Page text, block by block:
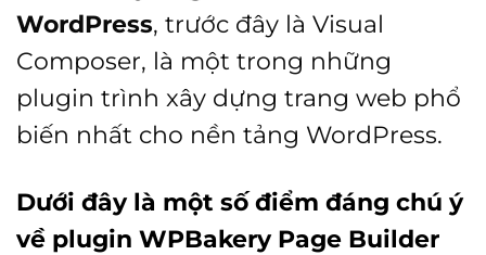
WordPress, trước đây là Visual
Composer, là một trong những
plugin trình xây dựng trang web phổ
biến nhất cho nền tảng WordPress.
Dưới đây là một số điểm đáng chú ý
về plugin WPBakery Page Builder